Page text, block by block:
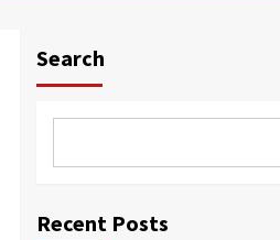
Search
Recent Posts